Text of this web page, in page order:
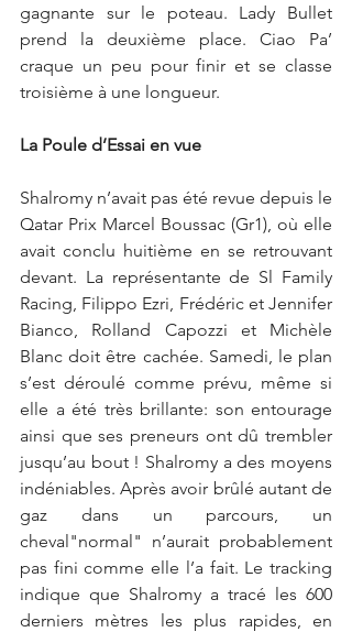
gagnante sur le poteau. Lady Bullet
prend la deuxième place. Ciao Pa’
craque un peu pour finir et se classe
troisième à une longueur.
La Poule d’Essai en vue
Shalromy n’avait pas été revue depuis le
Qatar Prix Marcel Boussac (Gr1), où elle
avait conclu huitième en se retrouvant
devant. La représentante de Sl Family
Racing, Filippo Ezri, Frédéric et Jennifer
Bianco, Rolland Capozzi et Michèle
Blanc doit être cachée. Samedi, le plan
s’est déroulé comme prévu, même si
elle a été très brillante: son entourage
ainsi que ses preneurs ont dû trembler
jusqu’au bout ! Shalromy a des moyens
indéniables. Après avoir brûlé autant de
gaz dans un parcours, un
cheval"normal" n’aurait probablement
pas fini comme elle l’a fait. Le tracking
indique que Shalromy a tracé les 600
derniers mètres les plus rapides, en